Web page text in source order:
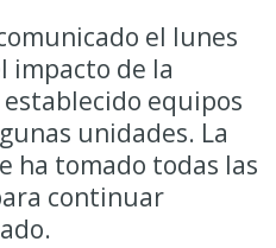
el lunes
impacto de la
equipos
unidades. La
ha tomado todas las
continuar